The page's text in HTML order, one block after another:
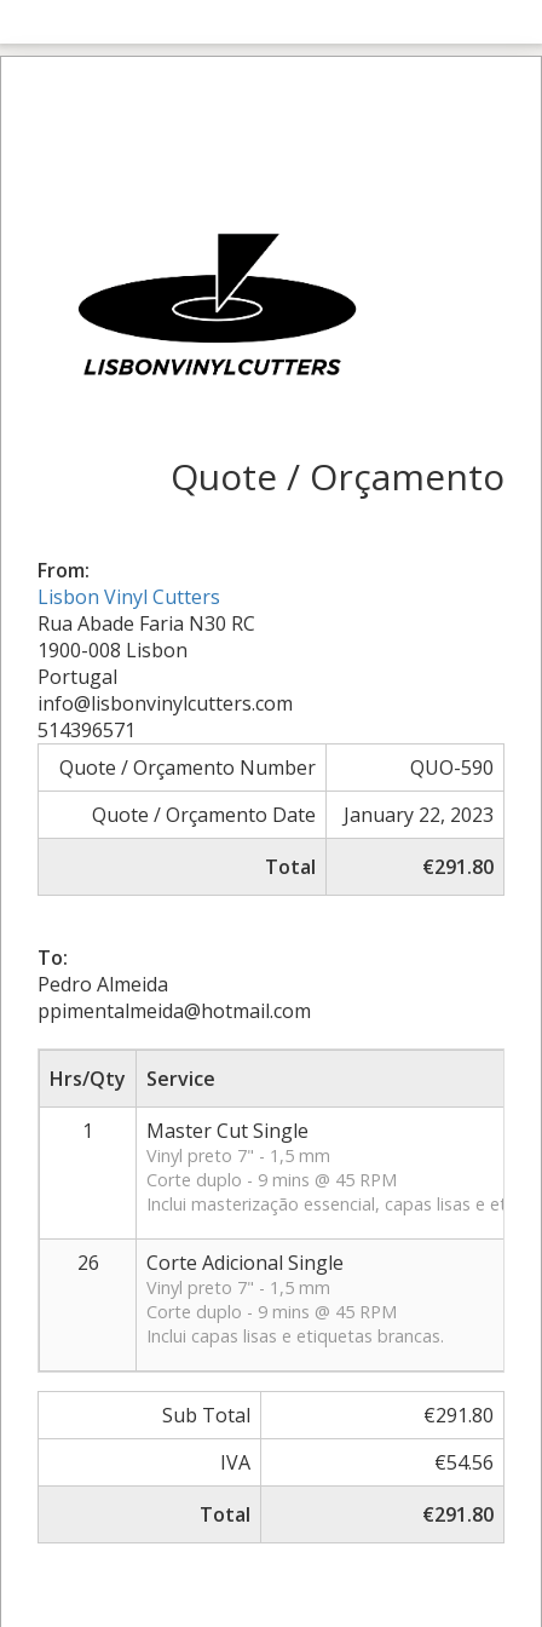
Quote / Orçamento
From:
Lisbon Vinyl Cutters
Rua Abade Faria N30 RC
1900-008 Lisbon
Portugal
info@lisbonvinylcutters.com
514396571
Quote / Orçamento Number
QUO-590
Quote / Orçamento Date
January 22, 2023
Total
€291.80
To:
Pedro Almeida
ppimentalmeida@hotmail.com
Hrs/Qty
Service
1
Master Cut Single
Vinyl preto 7" - 1,5 mm
Corte duplo - 9 mins @ 45 RPM
Inclui masterização essencial, capas lisas e
26 Corte Adicional Single
Vinyl preto 7" - 1,5 mm
Corte duplo - 9 mins @ 45 RPM
Inclui capas lisas e etiquetas brancas.
Sub Total
€291.80
IVA
€54.56
Total
€291.80